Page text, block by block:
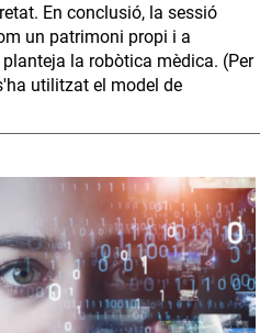
En conclusió, la sessió
un patrimoni propi i a
la robòtica mèdica. (Per
utilitzat el model de